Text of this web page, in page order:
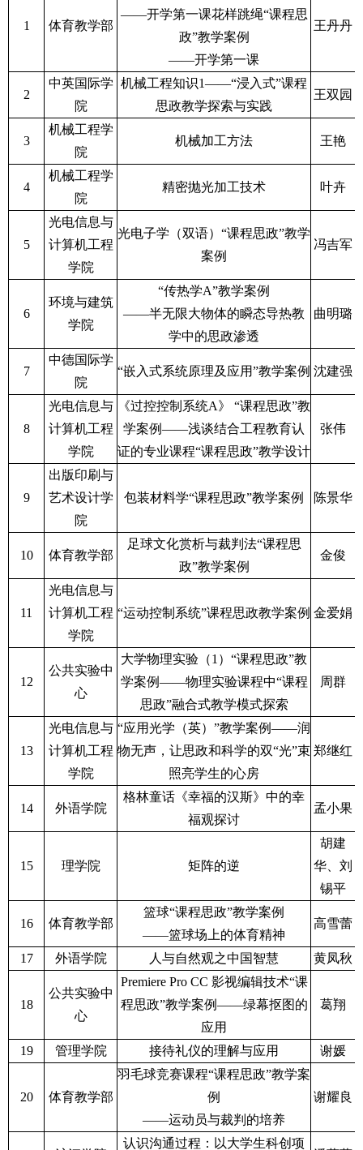
1 体育教学部
——开学第一课花样跳绳“课程思
政”教学案例
——开学第一课
王丹丹
2
中英国际学
院
机械工程知识1——“浸入式”课程
思政教学探索与实践
王双园
3
机械工程学
院
机械加工方法 王艳
4
机械工程学
院
精密抛光加工技术 叶卉
5
光电信息与
计算机工程
学院
光电子学（双语）“课程思政”教学
案例
冯吉军
6
环境与建筑
学院
“传热学A”教学案例
——半无限大物体的瞬态导热教
学中的思政渗透
曲明璐
7
中德国际学
院
“嵌入式系统原理及应用”教学案例 沈建强
8
光电信息与
计算机工程
学院
《过控控制系统A》 “课程思政”教
学案例——浅谈结合工程教育认
证的专业课程“课程思政”教学设计
张伟
9
出版印刷与
艺术设计学
院
包装材料学“课程思政”教学案例 陈景华
10 体育教学部
足球文化赏析与裁判法“课程思
政”教学案例
金俊
11
光电信息与
计算机工程
学院
“运动控制系统”课程思政教学案例 金爱娟
12
公共实验中
心
大学物理实验（1）“课程思政”教
学案例——物理实验课程中“课程
思政”融合式教学模式探索
周群
13
光电信息与
计算机工程
学院
“应用光学（英）”教学案例——润
物无声，让思政和科学的双“光”束
照亮学生的心房
郑继红
14 外语学院
格林童话《幸福的汉斯》中的幸
福观探讨
孟小果
15 理学院 矩阵的逆
胡建
华、刘
锡平
16 体育教学部
篮球“课程思政”教学案例
——篮球场上的体育精神
高雪蕾
17 外语学院 人与自然观之中国智慧 黄凤秋
18
公共实验中
心
Premiere Pro CC 影视编辑技术“课
程思政”教学案例——绿幕抠图的
应用
葛翔
19 管理学院 接待礼仪的理解与应用 谢媛
20 体育教学部
羽毛球竞赛课程“课程思政”教学案
例
——运动员与裁判的培养
谢耀良
认识沟通过程：以大学生科创项